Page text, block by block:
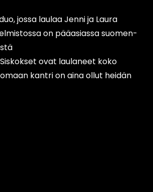
jossa laulaa Jenni ja Laura
on pääasiassa suomen-
ovat laulaneet koko
kantri on aina ollut heidän